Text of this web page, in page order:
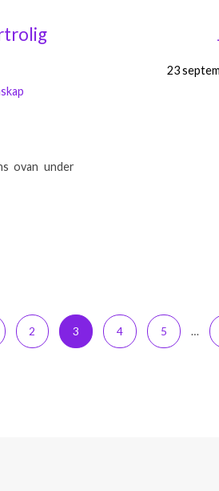
ovan under
23
2 3 4 5 …